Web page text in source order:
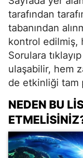
tarafından
tabanından
kontrol edilmiş,
Sorulara
ulaşabilir, hem
de etkinliği tam
NEDEN BU